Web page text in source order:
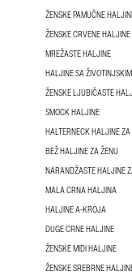
ŽENSKE PAMUČNE
ŽENSKE CRVENE HALJINE
MREŽASTE HALJINE
HALJINE SA
ŽENSKE LJUBIČASTE
SMOCK HALJINE
HALTERNECK HALJINE
BEŽ HALJINE ZA ŽENU
NARANDŽASTE HALJINE
MALA CRNA HALJINA
HALJINE A-KROJA
DUGE CRNE HALJINE
ŽENSKE MIDI HALJINE
ŽENSKE SREBRNE